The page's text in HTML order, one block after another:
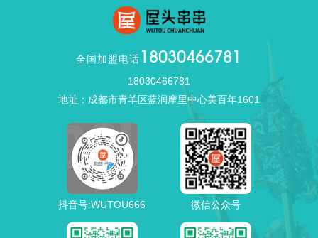
全国加盟电话 18030466781
18030466781
地址：成都市青羊区蓝润摩里中心美百年1601
抖音号:WUTOU666 微信公众号